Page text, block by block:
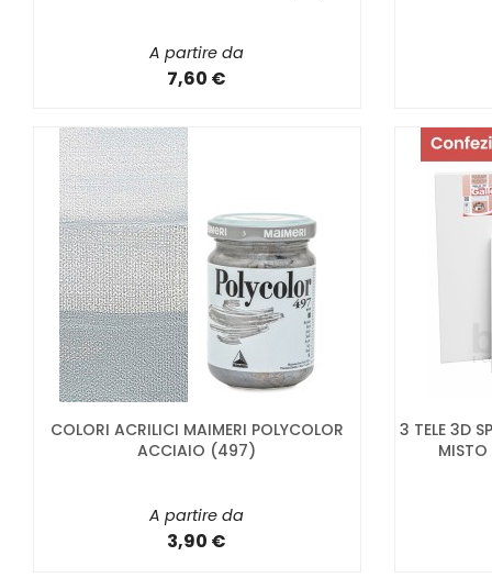
A partire da
7,60 €
COLORI ACRILICI MAIMERI POLYCOLOR
ACCIAIO (497)
A partire da
3,90 €
3 TELE 3D